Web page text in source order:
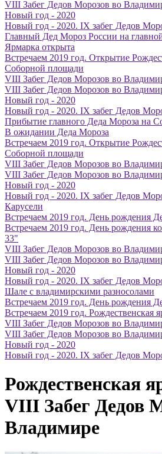
VIII Забег Дедов Морозов во
Новый год - 2020
Новый год - 2020. IX забег Дедов
Главный Дед Мороз России на
Ярмарка открыта
Встречаем 2019 год. Открытие
Соборной площади
VIII Забег Дедов Морозов во
VIII Забег Дедов Морозов во
Новый год - 2020
Новый год - 2020. IX забег Дедов
Прибытие главного Деда Мороза на
В ожидании Деда Мороза
Встречаем 2019 год. Открытие
Соборной площади
VIII Забег Дедов Морозов во
VIII Забег Дедов Морозов во
Новый год - 2020
Новый год - 2020. IX забег Дедов
Карусели
Встречаем 2019 год. День рождения
Встречаем 2019 год. День рождения
33"
VIII Забег Дедов Морозов во
VIII Забег Дедов Морозов во
Новый год - 2020
Новый год - 2020. IX забег Дедов
Шале с владимирскими разносолами
Встречаем 2019 год. День рождения
Встречаем 2019 год. Рождественская
VIII Забег Дедов Морозов во
VIII Забег Дедов Морозов во
Новый год - 2020
Новый год - 2020. IX забег Дедов
Рождественская
VIII Забег Дедов
Владимире